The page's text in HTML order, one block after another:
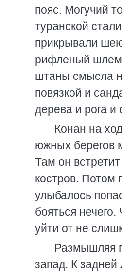
пояс. Могучий
туранской
прикрывали
рифленый шлем.
штаны смысла
повязкой и
дерева и рога
Конан на
южных берегов
Там он
костров. Потом
улыбалось
бояться
уйти от не
Размышляя
запад. К задней